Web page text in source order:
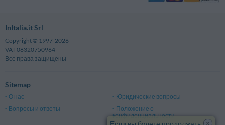
InItalia.it Srl
Copyright © 1997-2026
VAT 08320750964
Все права защищены
Sitemap
О нас
Юридические вопросы
Вопросы и ответы
Положение о
конфиденциальности
x